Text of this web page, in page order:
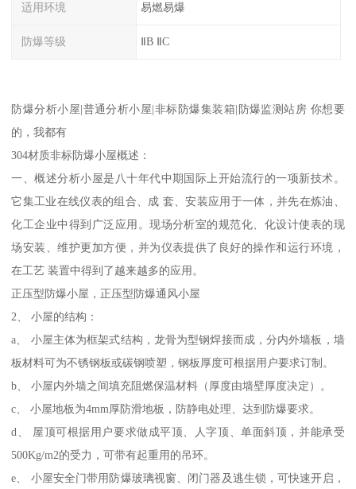
适用环境 易燃易爆
防爆等级 ⅡB ⅡC
防爆分析小屋|普通分析小屋|非标防爆集装箱|防爆监测站房 你想要
的，我都有
304材质非标防爆小屋概述：
一、概述分析小屋是八十年代中期国际上开始流行的一项新技术。
它集工业在线仪表的组合、成 套、安装应用于一体，并先在炼油、
化工企业中得到广泛应用。现场分析室的规范化、化设计使表的现
场安装、维护更加方便，并为仪表提供了良好的操作和运行环境，
在工艺 装置中得到了越来越多的应用。
正压型防爆小屋，正压型防爆通风小屋
2、 小屋的结构：
a、 小屋主体为框架式结构，龙骨为型钢焊接而成，分内外墙板，墙
板材料可为不锈钢板或碳钢喷塑，钢板厚度可根据用户要求订制。
b、 小屋内外墙之间填充阻燃保温材料（厚度由墙壁厚度决定）。
c、 小屋地板为4mm厚防滑地板，防静电处理、达到防爆要求。
d、 屋顶可根据用户要求做成平顶、人字顶、单面斜顶，并能承受
500Kg/m2的受力，可带有起重用的吊环。
e、 小屋安全门带用防爆玻璃视窗、闭门器及逃生锁，可快速开启，